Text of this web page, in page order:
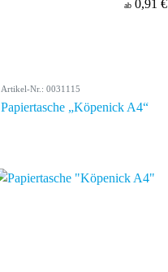
ab 0,91 €
Artikel-Nr.: 0031115
Papiertasche „Köpenick A4“